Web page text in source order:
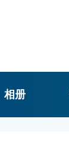
相册